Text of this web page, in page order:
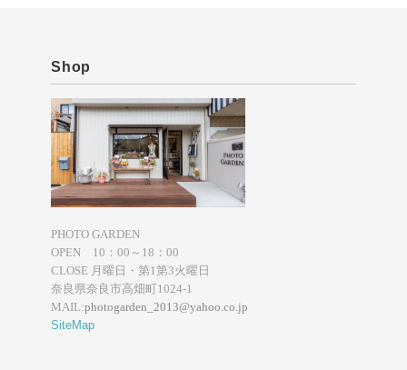
Shop
PHOTO GARDEN
OPEN 10：00～18：00
CLOSE 月曜日・第1第3火曜日
奈良県奈良市高畑町1024-1
MAIL:photogarden_2013@yahoo.co.jp
SiteMap